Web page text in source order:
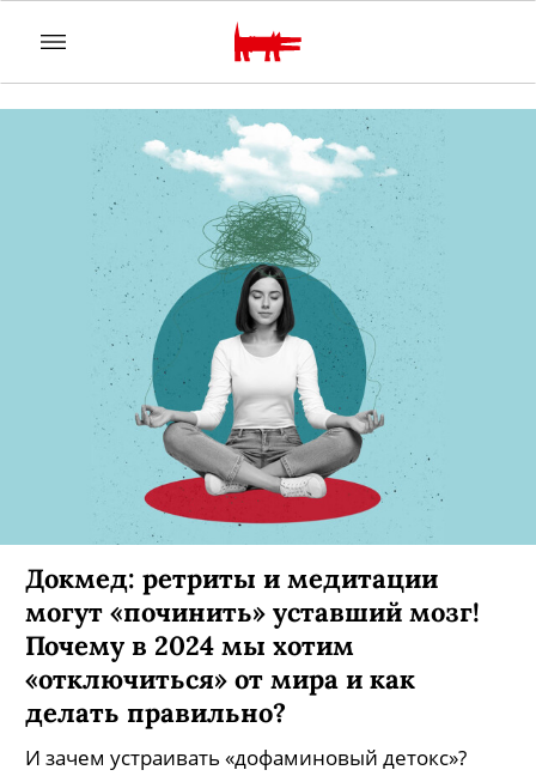
Докмед: ретриты и медитации
могут «починить» уставший мозг!
Почему в 2024 мы хотим
«отключиться» от мира и как
делать правильно?
И зачем устраивать «дофаминовый детокс»?